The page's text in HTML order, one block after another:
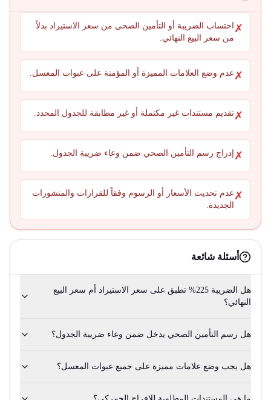
✗ احتساب الضريبة أو التأمين الصحي من سعر الاستيراد بدلاً
من سعر البيع النهائي.
✗ عدم وضع العلامات المميزة أو المؤمنة على عبوات المعسل.
✗تقديم مستندات غير مكتملة أو غير مطابقة للجدول المحدد.
✗ إدراج رسم التأمين الصحي ضمن وعاء ضريبة الجدول.
✗ عدم تحديث الأسعار أو الرسوم وفقاً للقرارات والمنشورات
الجديدة.
أسئلة شائعة
هل الضريبة 225% تطبق على سعر الاستيراد أم سعر البيع
النهائي؟
هل رسم التأمين الصحي يدخل ضمن وعاء ضريبة الجدول؟
هل يجب وضع علامات مميزة على جميع عبوات المعسل؟